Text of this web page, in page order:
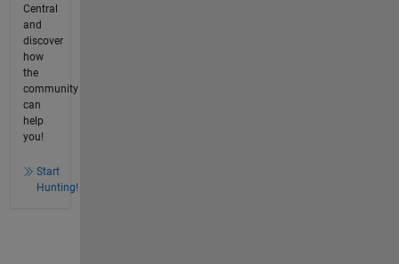
Central
and
discover
how
the
community
can
help
you!
Start
Hunting!